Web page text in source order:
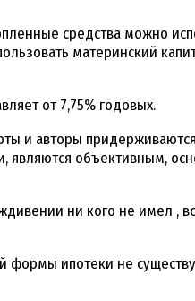
средства можно
материнский
от 7,75% годовых.
и авторы
объективным,
ни кого не имел ,
формы ипотеки не